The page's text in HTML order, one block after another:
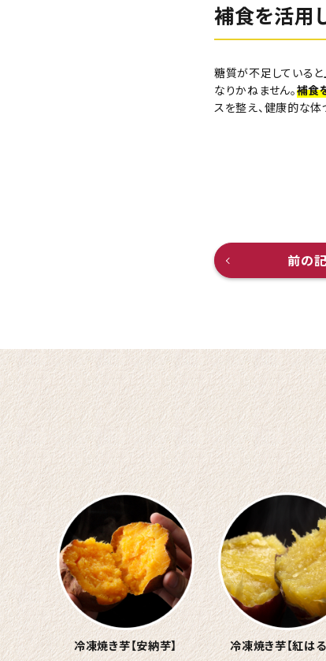
補食を活用
糖質が不足している
なりかねません。補食
スを整え、健康的な体
前の
冷凍焼き芋【安納芋】 冷凍焼き芋【紅は